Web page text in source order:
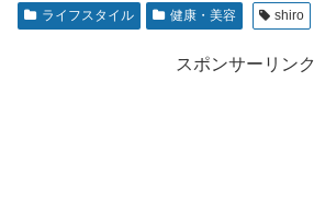
ライフスタイル 健康・美容 shiro
スポンサーリンク